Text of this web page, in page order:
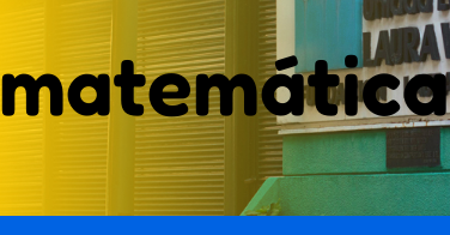
matemática